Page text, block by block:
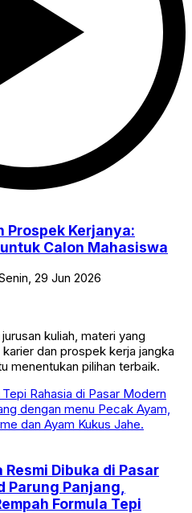
Prospek Kerjanya:
Calon Mahasiswa
29 Jun 2026
kuliah, materi yang
dan prospek kerja jangka
menentukan pilihan terbaik.
Resmi Dibuka di Pasar
Parung Panjang,
Formula Tepi